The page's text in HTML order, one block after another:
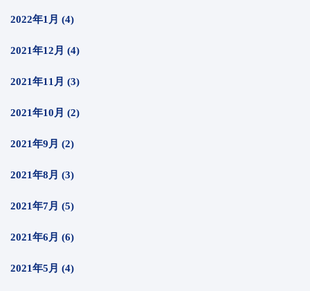
2022年1月 (4)
2021年12月 (4)
2021年11月 (3)
2021年10月 (2)
2021年9月 (2)
2021年8月 (3)
2021年7月 (5)
2021年6月 (6)
2021年5月 (4)